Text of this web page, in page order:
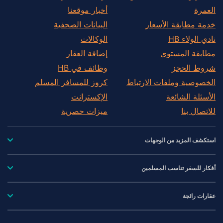
العمرة
خدمة مطابقة الأسعار
نادي الولاء HB
مطابقة المستوى
شروط الحجز
الخصوصية وملفات الارتباط
الأسئلة الشائعة
للاتصال بنا
أخبار موقعنا
البيانات الصحفية
الوكالات
إضافة العقار
وظائف في HB
كروز للمسافر المسلم
الإكسترانت
ميزات حصرية
استكشف المزيد من الوجهات
أفكار للسفر تناسب المسلمين
عقارات رائجة